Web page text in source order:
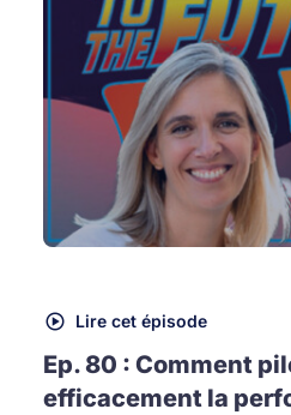
Lire cet épisode
Ep. 80 : Comment
efficacement la